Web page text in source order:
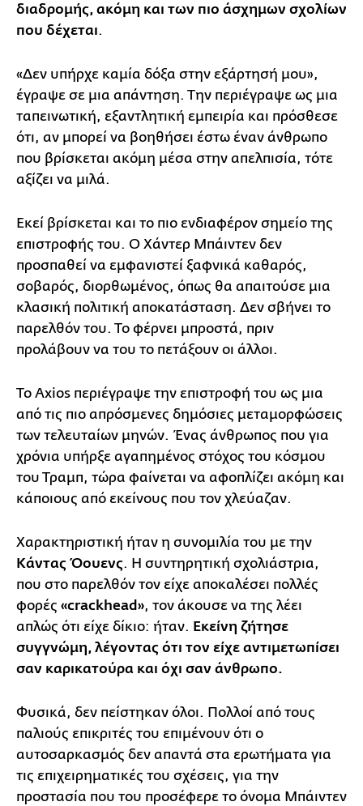
διαδρομής, ακόμη και των πιο άσχημων σχολίων
που δέχεται.
«Δεν υπήρχε καμία δόξα στην εξάρτησή μου»,
έγραψε σε μια απάντηση. Την περιέγραψε ως μια
ταπεινωτική, εξαντλητική εμπειρία και πρόσθεσε
ότι, αν μπορεί να βοηθήσει έστω έναν άνθρωπο
που βρίσκεται ακόμη μέσα στην απελπισία, τότε
αξίζει να μιλά.
Εκεί βρίσκεται και το πιο ενδιαφέρον σημείο της
επιστροφής του. Ο Χάντερ Μπάιντεν δεν
προσπαθεί να εμφανιστεί ξαφνικά καθαρός,
σοβαρός, διορθωμένος, όπως θα απαιτούσε μια
κλασική πολιτική αποκατάσταση. Δεν σβήνει το
παρελθόν του. Το φέρνει μπροστά, πριν
προλάβουν να του το πετάξουν οι άλλοι.
Το Axios περιέγραψε την επιστροφή του ως μια
από τις πιο απρόσμενες δημόσιες μεταμορφώσεις
των τελευταίων μηνών. Ένας άνθρωπος που για
χρόνια υπήρξε αγαπημένος στόχος του κόσμου
του Τραμπ, τώρα φαίνεται να αφοπλίζει ακόμη και
κάποιους από εκείνους που τον χλεύαζαν.
Χαρακτηριστική ήταν η συνομιλία του με την
Κάντας Όουενς. Η συντηρητική σχολιάστρια,
που στο παρελθόν τον είχε αποκαλέσει πολλές
φορές «crackhead», τον άκουσε να της λέει
απλώς ότι είχε δίκιο: ήταν. Εκείνη ζήτησε
συγγνώμη, λέγοντας ότι τον είχε αντιμετωπίσει
σαν καρικατούρα και όχι σαν άνθρωπο.
Φυσικά, δεν πείστηκαν όλοι. Πολλοί από τους
παλιούς επικριτές του επιμένουν ότι ο
αυτοσαρκασμός δεν απαντά στα ερωτήματα για
τις επιχειρηματικές του σχέσεις, για την
προστασία που του προσέφερε το όνομα Μπάιντεν